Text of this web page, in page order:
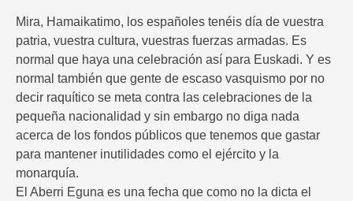
Mira, Hamaikatimo, los españoles tenéis día de vuestra
patria, vuestra cultura, vuestras fuerzas armadas. Es
normal que haya una celebración así para Euskadi. Y es
normal también que gente de escaso vasquismo por no
decir raquítico se meta contra las celebraciones de la
pequeña nacionalidad y sin embargo no diga nada
acerca de los fondos públicos que tenemos que gastar
para mantener inutilidades como el ejército y la
monarquía.
El Aberri Eguna es una fecha que como no la dicta el